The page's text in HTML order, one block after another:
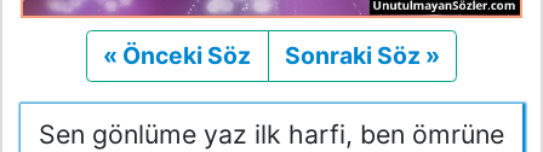
« Önceki Söz Önceki
Sonraki Söz »
Sen gönlüme yaz ilk harfi, ben ömrüne